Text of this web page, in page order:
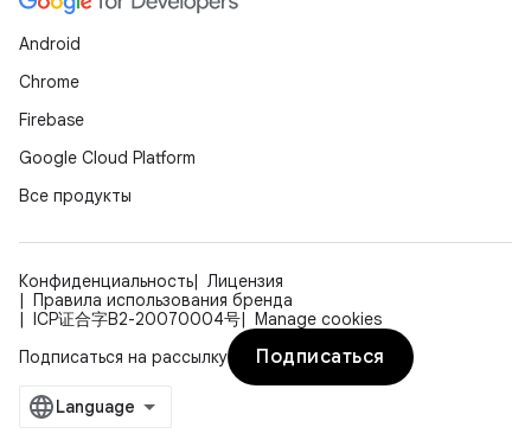
Android
Chrome
Firebase
Google Cloud Platform
Все продукты
Конфиденциальность
Лицензия
Правила использования бренда
ICP证合字B2-20070004号
Manage cookies
Подписаться на рассылку
Подписаться